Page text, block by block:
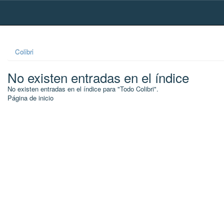
Skip
Colibri
No existen entradas en el índice
No existen entradas en el índice para "Todo Colibri".
Página de inicio